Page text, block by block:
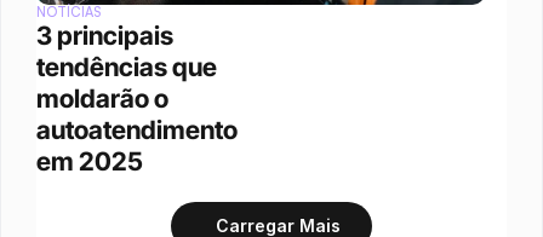
NOTÍCIAS
3 principais
tendências que
moldarão o
autoatendimento
em 2025
Carregar Mais